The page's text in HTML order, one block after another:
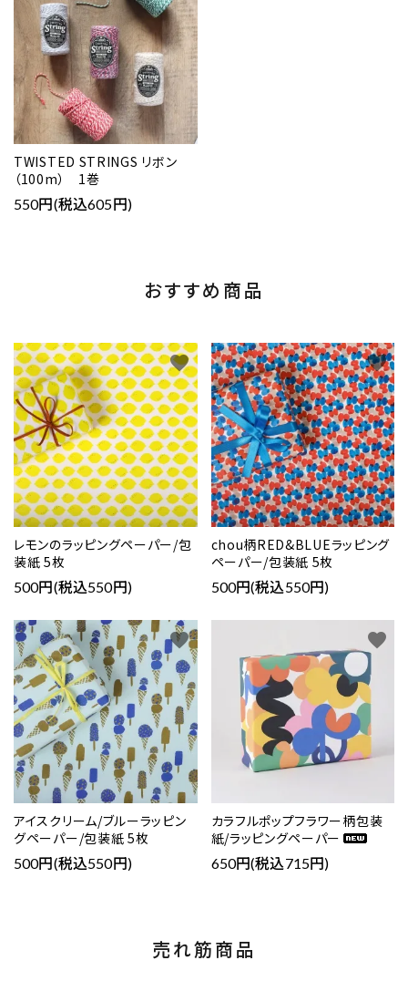
TWISTED STRINGS リボン
（100m） 1巻
550円(税込605円)
おすすめ商品
レモンのラッピングペーパー/包
装紙 5枚
500円(税込550円)
favorite
chou柄RED&BLUEラッピング
ペーパー/包装紙 5枚
500円(税込550円)
favorite
アイスクリーム/ブルーラッピン
グペーパー/包装紙 5枚
500円(税込550円)
favorite
カラフルポップフラワー柄包装
紙/ラッピングペーパー
650円(税込715円)
favorite
売れ筋商品